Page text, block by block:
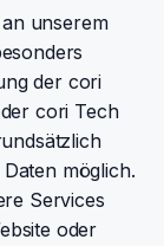
unserem
der cori
cori Tech
möglich.
Services
oder